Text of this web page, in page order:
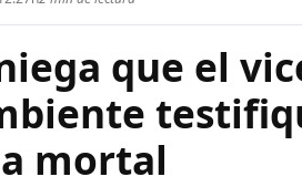
que el
mortal